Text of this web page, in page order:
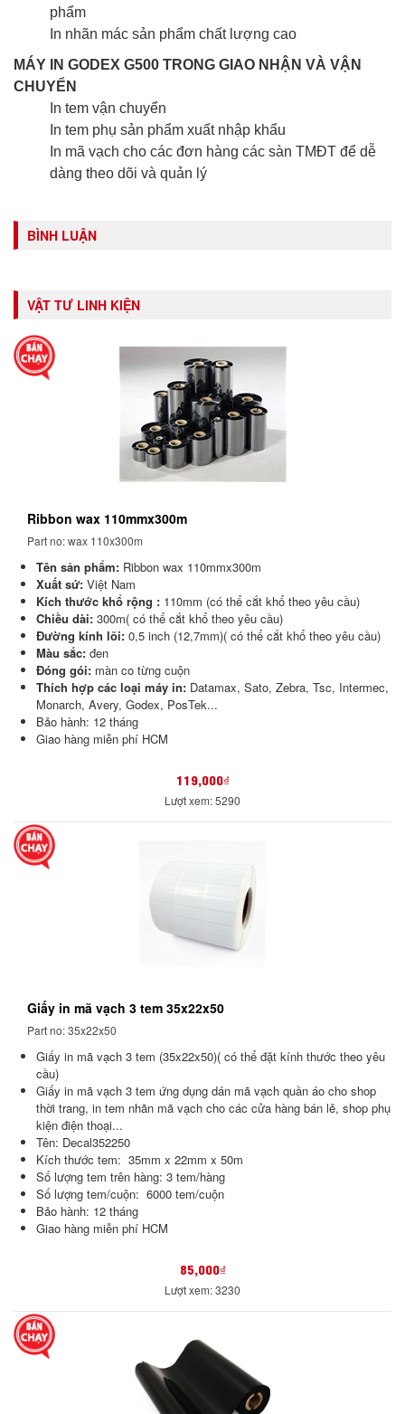
phẩm
In nhãn mác sản phẩm chất lượng cao
MÁY IN GODEX G500 TRONG GIAO NHẬN VÀ VẬN
CHUYỂN
In tem vận chuyển
In tem phụ sản phẩm xuất nhập khẩu
In mã vạch cho các đơn hàng các sàn TMĐT để dễ
dàng theo dõi và quản lý
BÌNH LUẬN
VẬT TƯ LINH KIỆN
Ribbon wax 110mmx300m
Part no: wax 110x300m
Tên sản phẩm: Ribbon wax 110mmx300m
Xuất sứ: Việt Nam
Kích thước khổ rộng : 110mm (có thể cắt khổ theo yêu cầu)
Chiều dài: 300m( có thể cắt khổ theo yêu cầu)
Đường kính lõi: 0,5 inch (12,7mm)( có thể cắt khổ theo yêu cầu)
Màu sắc: đen
Đóng gói: màn co từng cuộn
Thích hợp các loại máy in: Datamax, Sato, Zebra, Tsc, Intermec,
Monarch, Avery, Godex, PosTek...
Bảo hành: 12 tháng
Giao hàng miễn phí HCM
119,000₫
Lượt xem: 5290
Giấy in mã vạch 3 tem 35x22x50
Part no: 35x22x50
Giấy in mã vạch 3 tem (35x22x50)( có thể đặt kính thước theo yêu
cầu)
Giấy in mã vạch 3 tem ứng dụng dán mã vạch quần áo cho shop
thời trang, in tem nhãn mã vạch cho các cửa hàng bán lẻ, shop phụ
kiện điện thoại...
Tên: Decal352250
Kích thước tem: 35mm x 22mm x 50m
Số lượng tem trên hàng: 3 tem/hàng
Số lượng tem/cuộn: 6000 tem/cuộn
Bảo hành: 12 tháng
Giao hàng miễn phí HCM
85,000₫
Lượt xem: 3230